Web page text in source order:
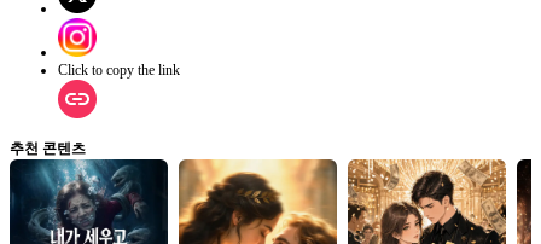
낙서의 선택이 과연 그녀를 행복으로 이끌 수 있을까요?
Click to copy the link
추천 콘텐츠